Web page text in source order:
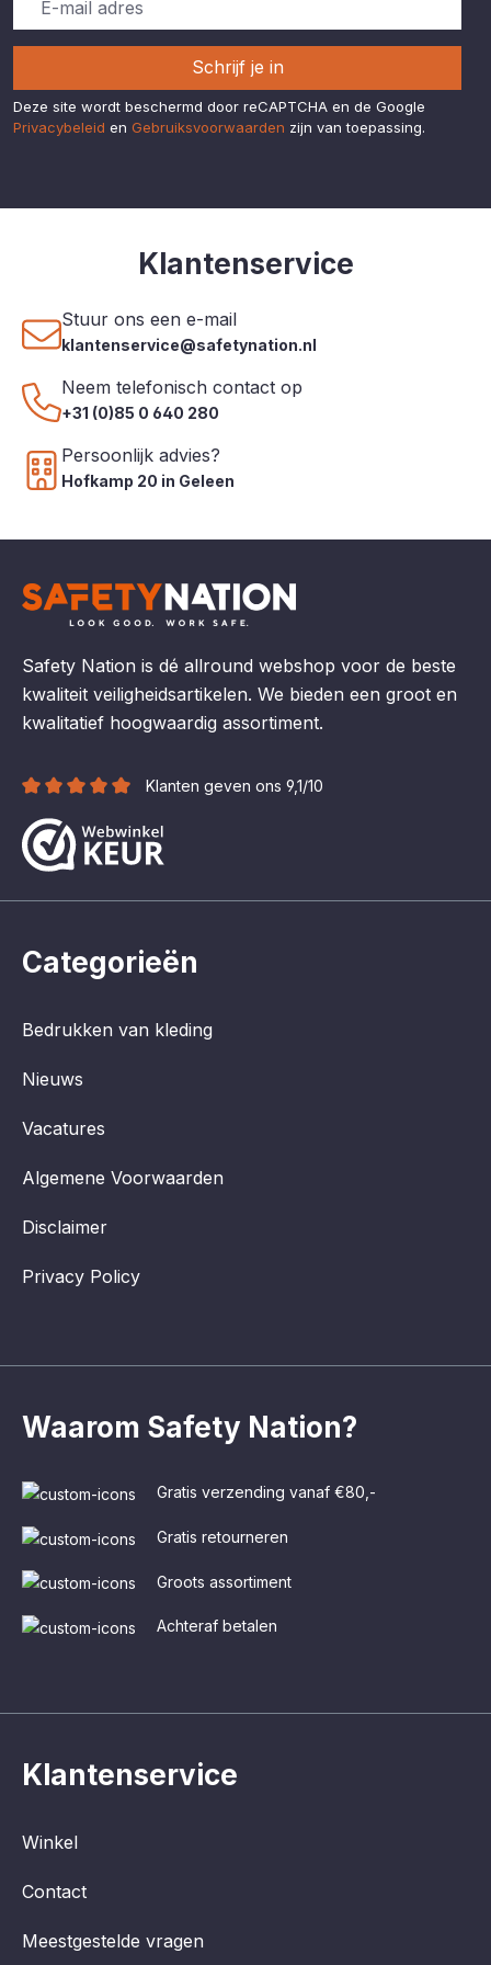
comfortabel gedragen kan
worden gedurende de
diverse werkomgevingen,
waaronder bouw, logistiek,
Schrijf je in
Deze site wordt beschermd door reCAPTCHA en de Google
Privacybeleid en Gebruiksvoorwaarden zijn van toepassing.
Klantenservice
Stuur ons een e-mail
klantenservice@safetynation.nl
Neem telefonisch contact op
+31 (0)85 0 640 280
Persoonlijk advies?
Hofkamp 20 in Geleen
Safety Nation is dé allround webshop voor de beste
kwaliteit veiligheidsartikelen. We bieden een groot en
kwalitatief hoogwaardig assortiment.
Klanten geven ons 9,1/10
Klantenservice
Winkel
Contact
Meestgestelde vragen
Waarom Safety Nation?
Gratis verzending vanaf €80,-
Gratis retourneren
Groots assortiment
Achteraf betalen
Categorieën
Bedrukken van kleding
Nieuws
Vacatures
Algemene Voorwaarden
Disclaimer
Privacy Policy